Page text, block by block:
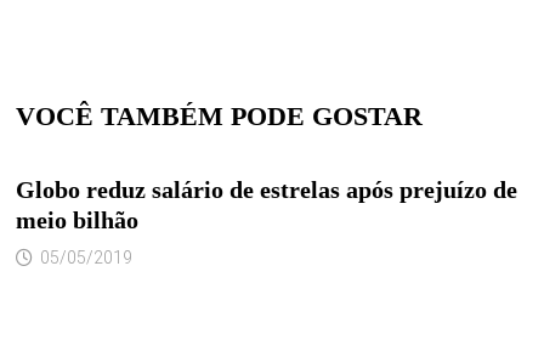
VOCÊ TAMBÉM PODE GOSTAR
Globo reduz salário de estrelas após prejuízo de
meio bilhão
05/05/2019